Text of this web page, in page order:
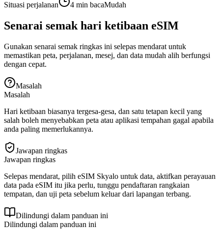
Situasi perjalanan 4 min bacaMudah
Senarai semak hari ketibaan eSIM
Gunakan senarai semak ringkas ini selepas mendarat untuk
memastikan peta, perjalanan, mesej, dan data mudah alih berfungsi
dengan cepat.
Masalah
Masalah
Hari ketibaan biasanya tergesa-gesa, dan satu tetapan kecil yang
salah boleh menyebabkan peta atau aplikasi tempahan gagal apabila
anda paling memerlukannya.
Jawapan ringkas
Jawapan ringkas
Selepas mendarat, pilih eSIM Skyalo untuk data, aktifkan perayauan
data pada eSIM itu jika perlu, tunggu pendaftaran rangkaian
tempatan, dan uji peta sebelum keluar dari lapangan terbang.
Dilindungi dalam panduan ini
Dilindungi dalam panduan ini